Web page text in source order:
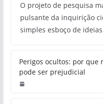
O projeto de pesquisa
pulsante da inquirição
simples esboço de
Perigos ocultos: por que
pode ser prejudicial